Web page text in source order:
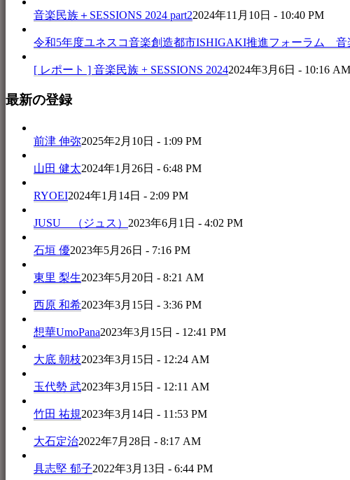
音楽民族＋SESSIONS 2024 part22024年11月10日 - 10:40 PM
令和5年度ユネスコ音楽創造都市ISHIGAKI推進フォーラム 音
[ レポート ] 音楽民族 + SESSIONS 20242024年3月6日 - 10:16 AM
最新の登録
前津 伸弥2025年2月10日 - 1:09 PM
山田 健太2024年1月26日 - 6:48 PM
RYOEI2024年1月14日 - 2:09 PM
JUSU （ジュス） 2023年6月1日 - 4:02 PM
石垣 優2023年5月26日 - 7:16 PM
東里 梨生2023年5月20日 - 8:21 AM
西原 和希2023年3月15日 - 3:36 PM
想華UmoPana2023年3月15日 - 12:41 PM
大底 朝枝2023年3月15日 - 12:24 AM
玉代勢 武2023年3月15日 - 12:11 AM
竹田 祐規2023年3月14日 - 11:53 PM
大石定治2022年7月28日 - 8:17 AM
具志堅 郁子2022年3月13日 - 6:44 PM